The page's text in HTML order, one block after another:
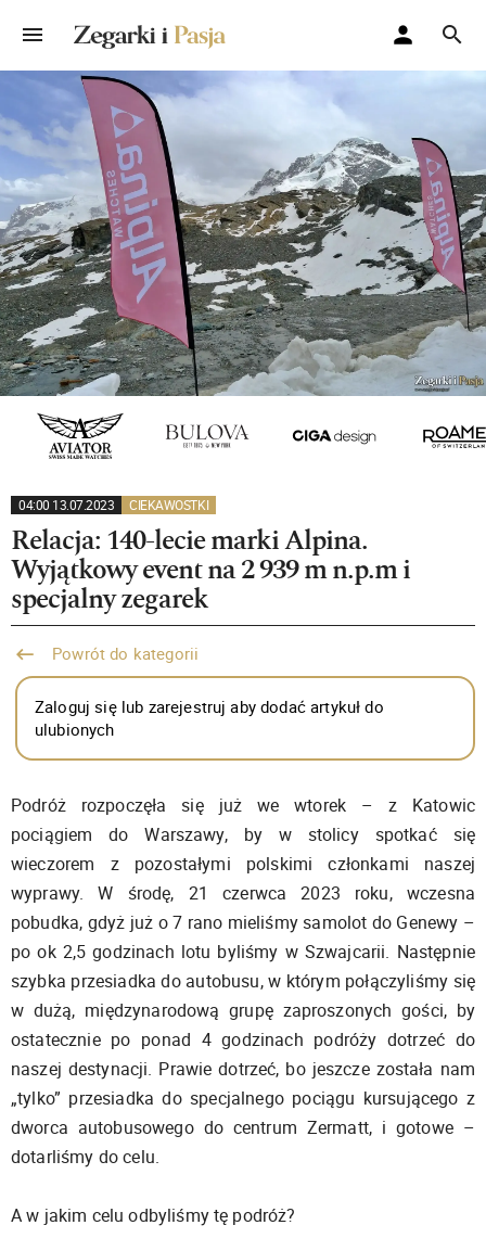
04:00 13.07.2023 CIEKAWOSTKI
Relacja: 140-lecie marki Alpina.
Wyjątkowy event na 2 939 m n.p.m i
specjalny zegarek
Powrót do kategorii
Zaloguj się lub zarejestruj aby dodać artykuł do
ulubionych
Podróż rozpoczęła się już we wtorek – z Katowic
pociągiem do Warszawy, by w stolicy spotkać się
wieczorem z pozostałymi polskimi członkami naszej
wyprawy. W środę, 21 czerwca 2023 roku, wczesna
pobudka, gdyż już o 7 rano mieliśmy samolot do Genewy –
po ok 2,5 godzinach lotu byliśmy w Szwajcarii. Następnie
szybka przesiadka do autobusu, w którym połączyliśmy się
w dużą, międzynarodową grupę zaproszonych gości, by
ostatecznie po ponad 4 godzinach podróży dotrzeć do
naszej destynacji. Prawie dotrzeć, bo jeszcze została nam
„tylko” przesiadka do specjalnego pociągu kursującego z
dworca autobusowego do centrum Zermatt, i gotowe –
dotarliśmy do celu.
A w jakim celu odbyliśmy tę podróż?